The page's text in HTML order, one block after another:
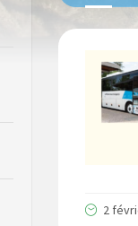
2